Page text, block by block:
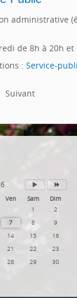
administrative
de 8h à 20h et
: Service-
Suivant
Ven Sam
Dim
1
2
7 8
9
14 15
16
21 22
23
28 29
30